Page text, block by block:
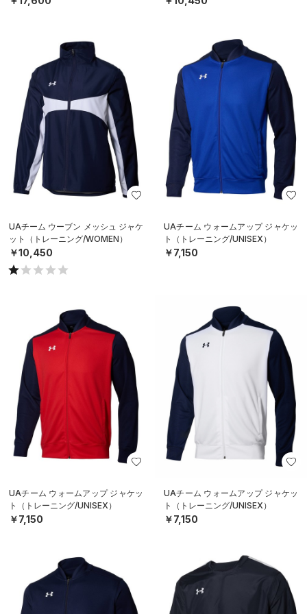
UAチーム ウーブン メッシュ ジャケ
ット（トレーニング/WOMEN）
￥10,450
UAチーム ウォームアップ ジャケッ
ト（トレーニング/UNISEX）
￥7,150
UAチーム ウォームアップ ジャケッ
ト（トレーニング/UNISEX）
￥7,150
UAチーム ウォームアップ ジャケッ
ト（トレーニング/UNISEX）
￥7,150